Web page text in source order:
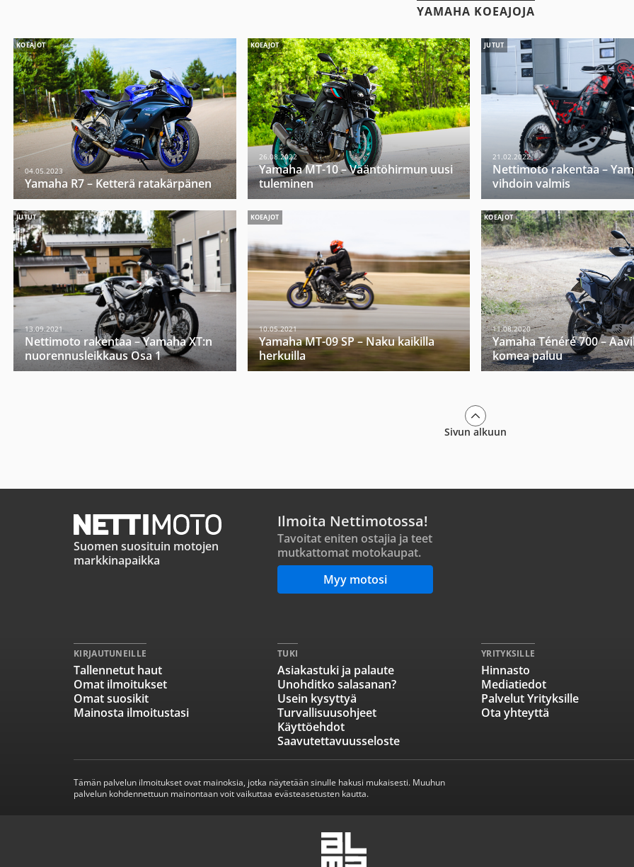
YAMAHA KOEAJOJA
KOEAJOT
04.05.2023
Yamaha R7 – Ketterä ratakärpänen
KOEAJOT
26.08.2022
Yamaha MT-10 – Vääntöhirmun uusi
tuleminen
JUTUT
21.02.2022
Nettimoto rakentaa –
vihdoin valmis
JUTUT
13.09.2021
Nettimoto rakentaa – Yamaha XT:n
nuorennusleikkaus Osa 1
KOEAJOT
10.05.2021
Yamaha MT-09 SP – Naku kaikilla
herkuilla
KOEAJOT
11.08.2020
Yamaha Ténéré 700 –
komea paluu
Sivun alkuun
Suomen suosituin motojen
markkinapaikka
Ilmoita Nettimotossa!
Tavoitat eniten ostajia ja teet
mutkattomat motokaupat.
Myy motosi
KIRJAUTUNEILLE
Tallennetut haut
Omat ilmoitukset
Omat suosikit
Mainosta ilmoitustasi
TUKI
Asiakastuki ja palaute
Unohditko salasanan?
Usein kysyttyä
Turvallisuusohjeet
Käyttöehdot
Saavutettavuusseloste
YRITYKSILLE
Hinnasto
Mediatiedot
Palvelut Yrityksille
Ota yhteyttä
Tämän palvelun ilmoitukset ovat mainoksia, jotka näytetään sinulle hakusi mukaisesti. Muuhun
palvelun kohdennettuun mainontaan voit vaikuttaa evästeasetusten kautta.